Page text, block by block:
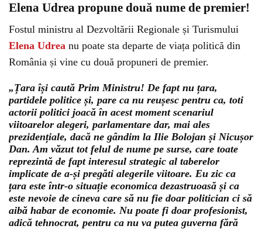
Elena Udrea propune două nume de premier!
Fostul ministru al Dezvoltării Regionale și Turismului
Elena Udrea nu poate sta departe de viața politică din
România și vine cu două propuneri de premier.
„Țara își caută Prim Ministru! De fapt nu țara,
partidele politice și, pare ca nu reușesc pentru ca, toti
actorii politici joacă în acest moment scenariul
viitoarelor alegeri, parlamentare dar, mai ales
prezidențiale, dacă ne gândim la Ilie Bolojan și Nicușor
Dan. Am văzut tot felul de nume pe surse, care toate
reprezintă de fapt interesul strategic al taberelor
implicate de a-și pregăti alegerile viitoare. Eu zic ca
țara este într-o situație economica dezastruoasă și ca
este nevoie de cineva care să nu fie doar politician ci să
aibă habar de economie. Nu poate fi doar profesionist,
adică tehnocrat, pentru ca nu va putea guverna fără